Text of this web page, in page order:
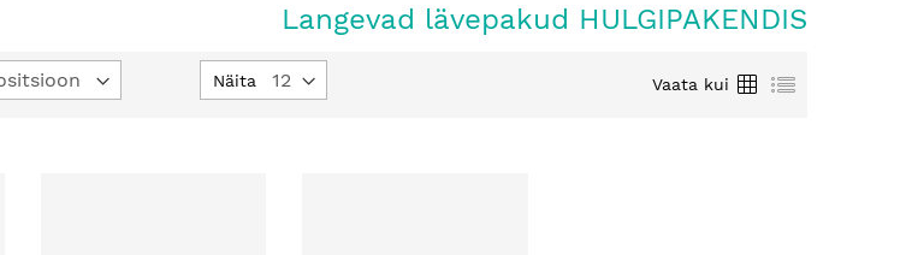
Langevad lävepakud HULGIPAKENDIS
Näita Vaata kui
Ruudustik
Loetelu